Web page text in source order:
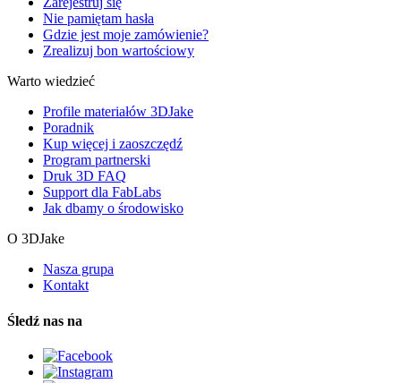
Nie pamiętam hasła
Gdzie jest moje zamówienie?
Zrealizuj bon wartościowy
Warto wiedzieć
Profile materiałów 3DJake
Poradnik
Kup więcej i zaoszczędź
Program partnerski
Druk 3D FAQ
Support dla FabLabs
Jak dbamy o środowisko
O 3DJake
Nasza grupa
Kontakt
Śledź nas na